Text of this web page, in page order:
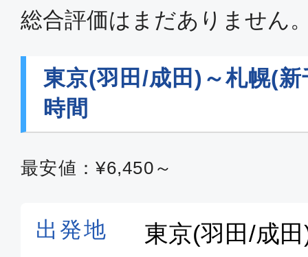
GK113
東京(成田)
14:00
札幌(
GK119
普通席
18:15
総合評価はまだありません
東京(羽田/成田)～札幌(
時間
最安値：¥6,450～